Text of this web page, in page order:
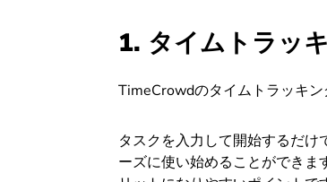
1. タイムトラッ
TimeCrowdのタイムトラッキン
タスクを入力して開始するだ
ーズに使い始めることができま